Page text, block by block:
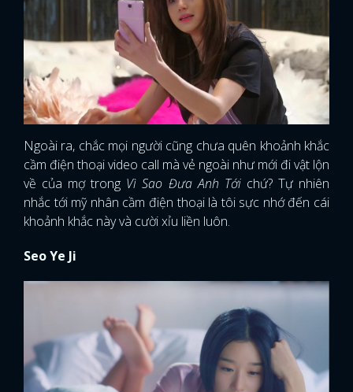
Ngoài ra, chắc mọi người cũng chưa quên khoảnh khắc
cầm điện thoại video call mà vẻ ngoài như mới đi vật lộn
về của mợ trong Vì Sao Đưa Anh Tới chứ? Tự nhiên
nhắc tới mỹ nhân cầm điện thoại là tôi sực nhớ đến cái
khoảnh khắc này và cười xỉu liền luôn.
Seo Ye Ji